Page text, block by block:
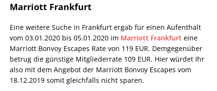
Marriott Frankfurt
Eine weitere Suche in Frankfurt ergab für einen Aufenthalt
vom 03.01.2020 bis 05.01.2020 im Marriott Frankfurt eine
Marriott Bonvoy Escapes Rate von 119 EUR. Demgegenüber
betrug die günstige Mitgliederrate 109 EUR. Hier würdet Ihr
also mit dem Angebot der Marriott Bonvoy Escapes vom
18.12.2019 somit gleichfalls nicht sparen.